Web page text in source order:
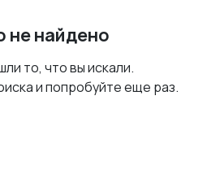
не найдено
то, что вы искали.
и попробуйте еще раз.